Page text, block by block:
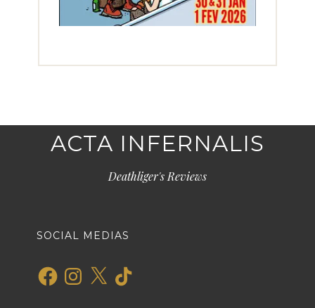
ACTA INFERNALIS
Deathliger's Reviews
SOCIAL MEDIAS
FacebookInstagram
X TikTok